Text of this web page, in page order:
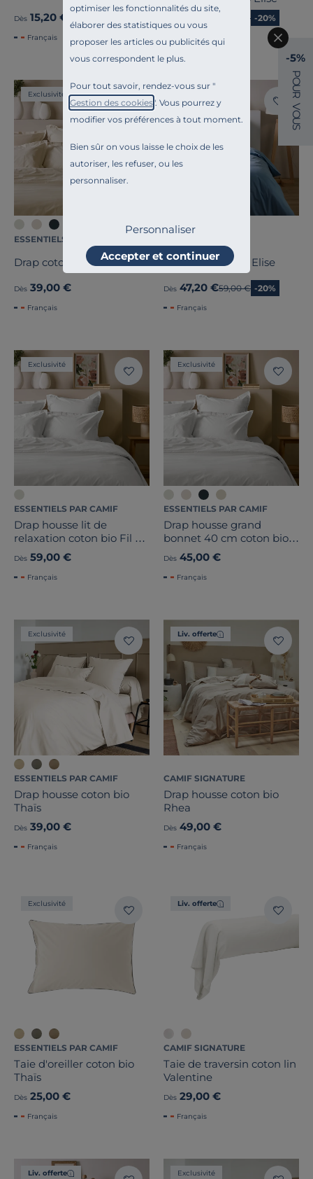
optimiser les fonctionnalités du site,
élaborer des statistiques ou vous
proposer les articles ou publicités qui
vous correspondent le plus.
Pour tout savoir, rendez-vous sur "
Gestion des cookies". Vous pourrez y
modifier vos préférences à tout moment.
Bien sûr on vous laisse le choix de les
autoriser, les refuser, ou les
personnaliser.
Personnaliser
Accepter et continuer
Dès 15,20 €
Français
Ancien prix
59,00 € -20%
Français
Exclusivité
ESSENTIELS PAR CAMIF
Drap coton bio Fil & Sens
Dès 39,00 €
Français
Drap percale bio Elise
Dès 47,20 €Ancien prix
59,00 € -20%
Français
Exclusivité
ESSENTIELS PAR CAMIF
Drap housse lit de
relaxation coton bio Fil &
Sens
Dès 59,00 €
Français
Exclusivité
ESSENTIELS PAR CAMIF
Drap housse grand
bonnet 40 cm coton bio
Fil & Sens
Dès 45,00 €
Français
Exclusivité
ESSENTIELS PAR CAMIF
Drap housse coton bio
Thaïs
Dès 39,00 €
Français
Liv. offerte
CAMIF SIGNATURE
Drap housse coton bio
Rhea
Dès 49,00 €
Français
Exclusivité
ESSENTIELS PAR CAMIF
Taie d'oreiller coton bio
Thaïs
Dès 25,00 €
Français
Liv. offerte
CAMIF SIGNATURE
Taie de traversin coton lin
Valentine
Dès 29,00 €
Français
Liv. offerte Exclusivité
-5%
P
O
U
R
V
O
U
S